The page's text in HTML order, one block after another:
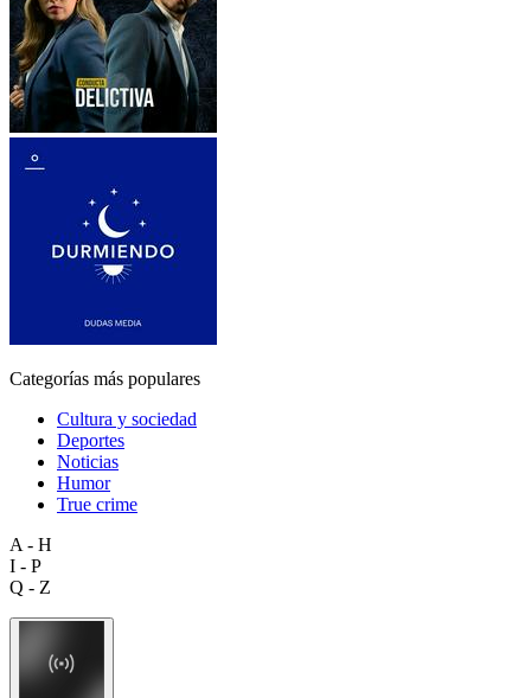
Categorías más populares
Cultura y sociedad
Deportes
Noticias
Humor
True crime
A - H
I - P
Q - Z